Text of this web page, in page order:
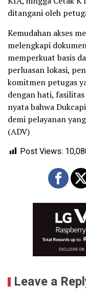
ditangani oleh
Kemudahan akses
melengkapi
memperkuat basis
perluasan lokasi,
komitmen petugas
dengan hati,
nyata bahwa
demi pelayanan
(ADV)
Post Views:
Leave a